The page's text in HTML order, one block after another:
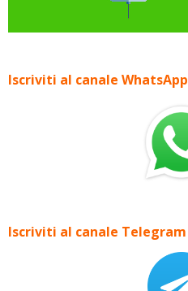
Iscriviti al canale WhatsApp
Iscriviti al canale Telegram